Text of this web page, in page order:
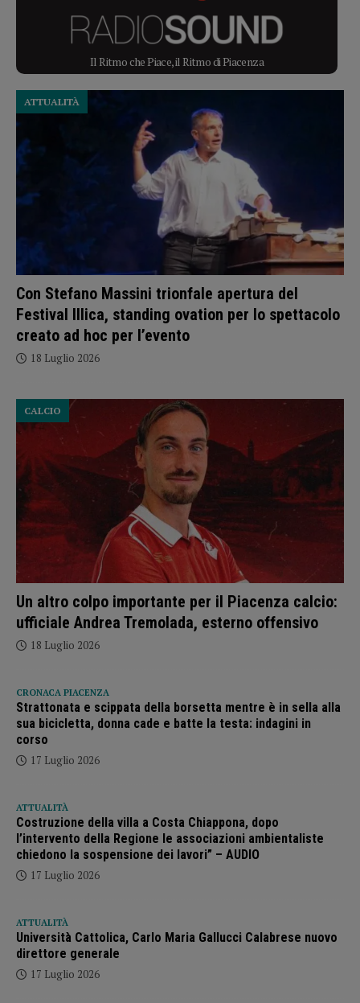
Il Ritmo che Piace, il Ritmo di Piacenza
Con Stefano Massini trionfale apertura del
Festival Illica, standing ovation per lo spettacolo
creato ad hoc per l’evento
ATTUALITÀ
18 Luglio 2026
Un altro colpo importante per il Piacenza calcio:
ufficiale Andrea Tremolada, esterno offensivo
CALCIO
18 Luglio 2026
CRONACA PIACENZA
Strattonata e scippata della borsetta mentre è in sella alla
sua bicicletta, donna cade e batte la testa: indagini in
corso
17 Luglio 2026
ATTUALITÀ
Costruzione della villa a Costa Chiappona, dopo
l’intervento della Regione le associazioni ambientaliste
chiedono la sospensione dei lavori” – AUDIO
17 Luglio 2026
ATTUALITÀ
Università Cattolica, Carlo Maria Gallucci Calabrese nuovo
direttore generale
17 Luglio 2026